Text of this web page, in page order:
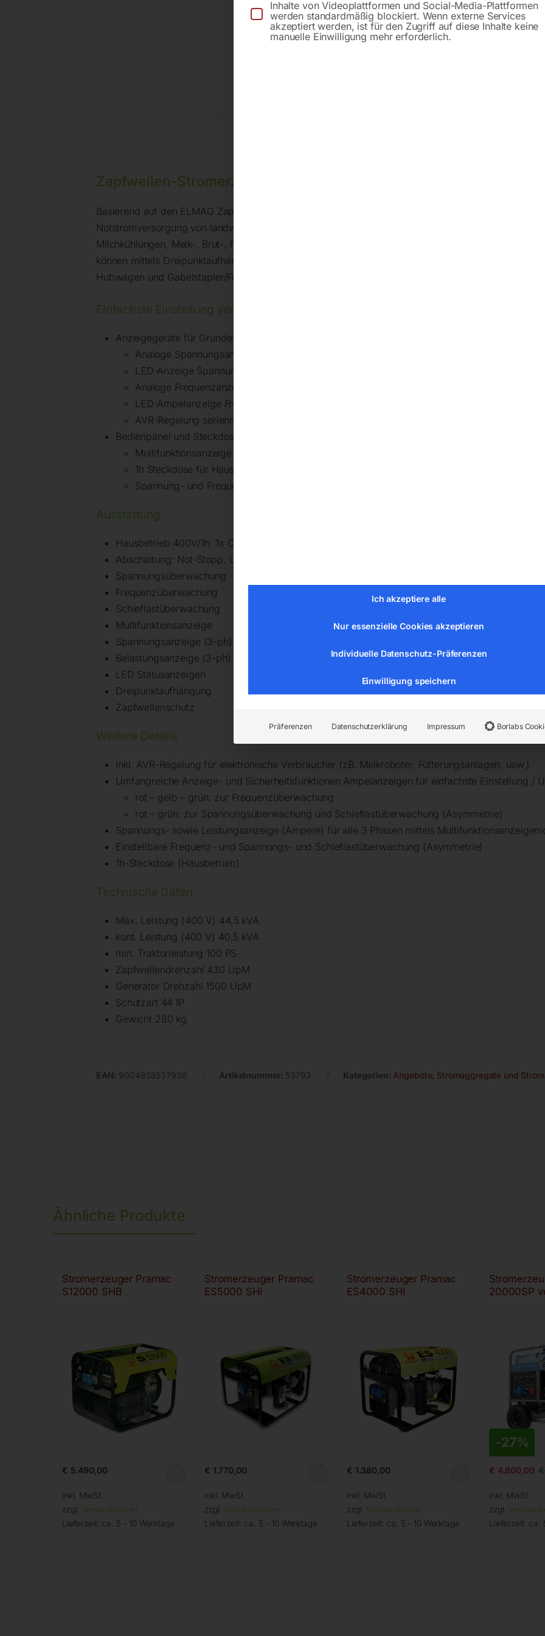
Gerne
Anfrageformular
Zapfwellen-Stromerzeuger SEZN 45WD-AVR-ECO
Basierend auf den ELMAG Zapfwellenstromerzeugern der Serie SEZN optimiert und beschränkt
Notstromversorgung von landwirtschaftlichen Objekten. Bei Stromausfall dienen Sie zur
Milchkühlungen, Melk-, Brut-, Fütterungs- und Heizungsanlagen. Die äußerst robusten, rundum mit
können mittels Dreipunktaufhängung am Traktor montiert werden. Zum einfachen Transport sind
Hubwagen und Gabelstapler/Frontlader vorhanden.
Einfachste Einstellung vom Traktorsitz aus
Anzeigegeräte für Grundeinstellung zur einfachen Einstellung der korrekten
Analoge Spannungsanzeige
LED-Anzeige Spannung OK/Nicht OK
Analoge Frequenzanzeige
LED-Ampelanzeige Frequenz hoch/OK/niedrig
AVR-Regelung serienmäßig
Bedienpanel und Steckdosenpanel:
Multifunktionsanzeige (V, A, Hz)
1h Steckdose für Hausbetrieb
Spannung- und Frequenzüberwachung
Ausstattung
Hausbetrieb 400V/1h: 1x CEE 63A-5p
Abschaltung: Not-Stopp, Überlast, Kurzschl. ThM-SS
Spannungsüberwachung
Frequenzüberwachung
Schieflastüberwachung
Multifunktionsanzeige
Spannungsanzeige (3-ph)
Belastungsanzeige (3-ph)
LED Statusanzeigen
Dreipunktaufhängung
Zapfwellenschutz
Weitere Details
Inkl. AVR-Regelung für elektronische Verbraucher (zB. Melkroboter, Fütterungsanlagen, usw.)
Umfangreiche Anzeige- und Sicherheitsfunktionen Ampelanzeigen für einfachste Einstellung /
rot – gelb – grün: zur Frequenzüberwachung
rot – grün: zur Spannungsüberwachung und Schieflastüberwachung (Asymmetrie)
Spannungs- sowie Leistungsanzeige (Ampere) für alle 3 Phasen mittels
Einstellbare Frequenz- und Spannungs- und Schieflastüberwachung (Asymmetrie)
1h-Steckdose (Hausbetrieb)
Technische Daten
Max. Leistung (400 V) 44,5 kVA
kont. Leistung (400 V) 40,5 kVA
min. Traktorleistung 100 PS
Zapfwellendrehzahl 430 UpM
Generator Drehzahl 1500 UpM
Schutzart 44 IP
Gewicht 280 kg
EAN: 9004853537936 Artikelnummer: 53793 Kategorien: Angebote Stromaggregate und
Ähnliche Produkte
Stromerzeuger Pramac
S12000 SHB
€ 5.490,00
inkl. MwSt.
zzgl. Versandkosten
Lieferzeit: ca. 5 - 10 Werktage
Stromerzeuger Pramac
ES5000 SHI
€ 1.770,00
inkl. MwSt.
zzgl. Versandkosten
Lieferzeit: ca. 5 - 10 Werktage
Stromerzeuger Pramac
ES4000 SHI
€ 1.380,00
inkl. MwSt.
zzgl. Versandkosten
Lieferzeit: ca. 5 - 10 Werktage
20000SP
-27%
€ 4.800,00 €
inkl. MwSt.
zzgl.
Lieferzeit: ca.
Inhalte von Videoplattformen und Social-Media-Plattformen
werden standardmäßig blockiert. Wenn externe Services
akzeptiert werden, ist für den Zugriff auf diese Inhalte keine
manuelle Einwilligung mehr erforderlich.
Ich akzeptiere alle
Nur essenzielle Cookies akzeptieren
Individuelle Datenschutz-Präferenzen
Einwilligung speichern
Präferenzen Datenschutzerklärung Impressum Borlabs